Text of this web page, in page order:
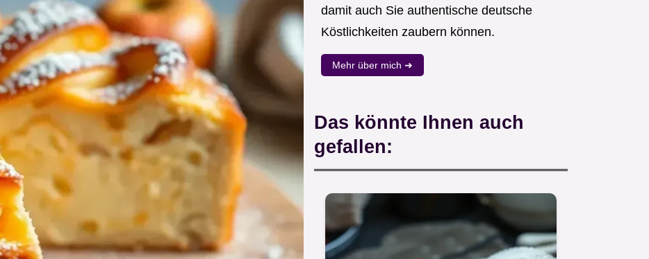
damit auch Sie authentische deutsche
Köstlichkeiten zaubern können.
Mehr über mich ➜
Das könnte Ihnen auch
gefallen: